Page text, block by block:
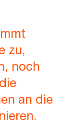
zu,
noch
an die